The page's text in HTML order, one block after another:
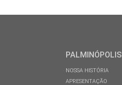
PALMINÓPOLIS
NOSSA HISTÓRIA
APRESENTAÇÃO